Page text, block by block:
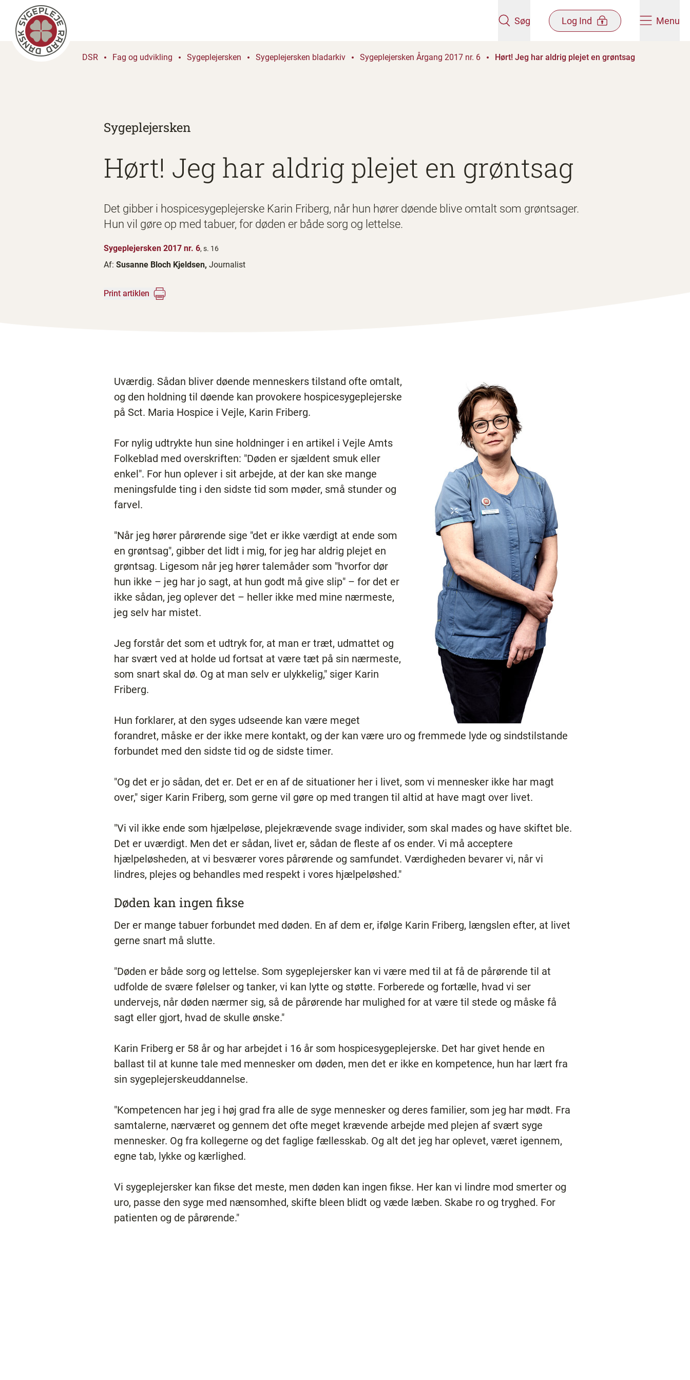
Søg Log Ind Menu
DSR Fag og udvikling Sygeplejersken Sygeplejersken bladarkiv Sygeplejersken Årgang 2017 nr. 6 Hørt! Jeg har aldrig plejet en grøntsag
Sygeplejersken
Hørt! Jeg har aldrig plejet en grøntsag
Det gibber i hospicesygeplejerske Karin Friberg, når hun hører døende blive omtalt som grøntsager.
Hun vil gøre op med tabuer, for døden er både sorg og lettelse.
Sygeplejersken 2017 nr. 6, s. 16
Af: Susanne Bloch Kjeldsen, Journalist
Print artiklen
Uværdig. Sådan bliver døende menneskers tilstand ofte omtalt,
og den holdning til døende kan provokere hospicesygeplejerske
på Sct. Maria Hospice i Vejle, Karin Friberg.
For nylig udtrykte hun sine holdninger i en artikel i Vejle Amts
Folkeblad med overskriften: "Døden er sjældent smuk eller
enkel". For hun oplever i sit arbejde, at der kan ske mange
meningsfulde ting i den sidste tid som møder, små stunder og
farvel.
"Når jeg hører pårørende sige "det er ikke værdigt at ende som
en grøntsag", gibber det lidt i mig, for jeg har aldrig plejet en
grøntsag. Ligesom når jeg hører talemåder som "hvorfor dør
hun ikke – jeg har jo sagt, at hun godt må give slip" – for det er
ikke sådan, jeg oplever det – heller ikke med mine nærmeste,
jeg selv har mistet.
Jeg forstår det som et udtryk for, at man er træt, udmattet og
har svært ved at holde ud fortsat at være tæt på sin nærmeste,
som snart skal dø. Og at man selv er ulykkelig," siger Karin
Friberg.
Hun forklarer, at den syges udseende kan være meget
forandret, måske er der ikke mere kontakt, og der kan være uro og fremmede lyde og sindstilstande
forbundet med den sidste tid og de sidste timer.
"Og det er jo sådan, det er. Det er en af de situationer her i livet, som vi mennesker ikke har magt
over," siger Karin Friberg, som gerne vil gøre op med trangen til altid at have magt over livet.
"Vi vil ikke ende som hjælpeløse, plejekrævende svage individer, som skal mades og have skiftet ble.
Det er uværdigt. Men det er sådan, livet er, sådan de fleste af os ender. Vi må acceptere
hjælpeløsheden, at vi besværer vores pårørende og samfundet. Værdigheden bevarer vi, når vi
lindres, plejes og behandles med respekt i vores hjælpeløshed."
Døden kan ingen fikse
Der er mange tabuer forbundet med døden. En af dem er, ifølge Karin Friberg, længslen efter, at livet
gerne snart må slutte.
"Døden er både sorg og lettelse. Som sygeplejersker kan vi være med til at få de pårørende til at
udfolde de svære følelser og tanker, vi kan lytte og støtte. Forberede og fortælle, hvad vi ser
undervejs, når døden nærmer sig, så de pårørende har mulighed for at være til stede og måske få
sagt eller gjort, hvad de skulle ønske."
Karin Friberg er 58 år og har arbejdet i 16 år som hospicesygeplejerske. Det har givet hende en
ballast til at kunne tale med mennesker om døden, men det er ikke en kompetence, hun har lært fra
sin sygeplejerskeuddannelse.
"Kompetencen har jeg i høj grad fra alle de syge mennesker og deres familier, som jeg har mødt. Fra
samtalerne, nærværet og gennem det ofte meget krævende arbejde med plejen af svært syge
mennesker. Og fra kollegerne og det faglige fællesskab. Og alt det jeg har oplevet, været igennem,
egne tab, lykke og kærlighed.
Vi sygeplejersker kan fikse det meste, men døden kan ingen fikse. Her kan vi lindre mod smerter og
uro, passe den syge med nænsomhed, skifte bleen blidt og væde læben. Skabe ro og tryghed. For
patienten og de pårørende."